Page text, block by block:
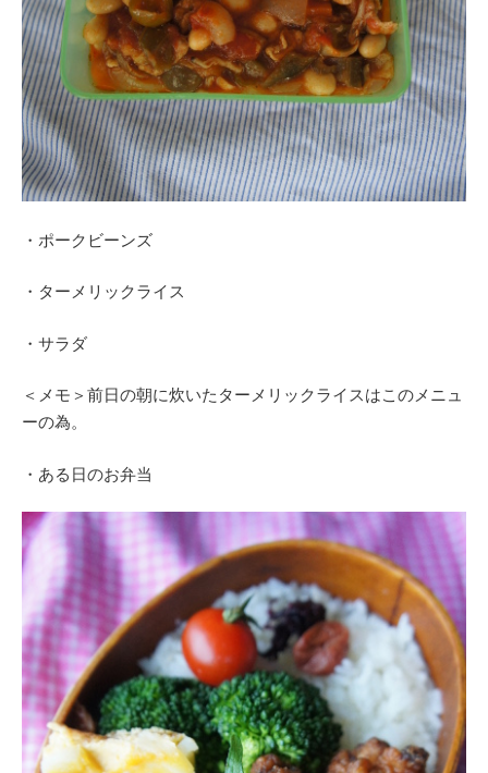
・ポークビーンズ
・ターメリックライス
・サラダ
＜メモ＞前日の朝に炊いたターメリックライスはこのメニュ
ーの為。
・ある日のお弁当